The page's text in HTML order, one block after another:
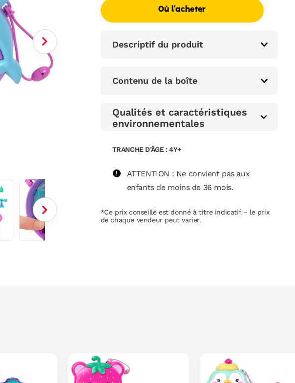
Où l'acheter
Descriptif du produit
Contenu de la boîte
Qualités et caractéristiques
environnementales
TRANCHE D’ÂGE : 4Y+
ATTENTION : Ne convient pas aux
enfants de moins de 36 mois.
*Ce prix conseillé est donné à titre indicatif – le prix
de chaque vendeur peut varier.